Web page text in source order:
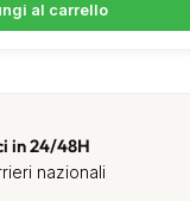
al carrello
in 24/48H
nazionali